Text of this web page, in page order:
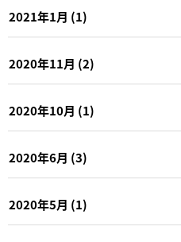
2021年1月 (1)
2020年11月 (2)
2020年10月 (1)
2020年6月 (3)
2020年5月 (1)